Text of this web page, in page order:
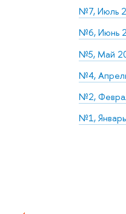
№7, Июль
№6, Июнь
№5, Май
№4,
№2,
№1,